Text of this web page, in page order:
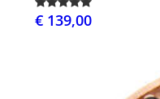
€ 139,00